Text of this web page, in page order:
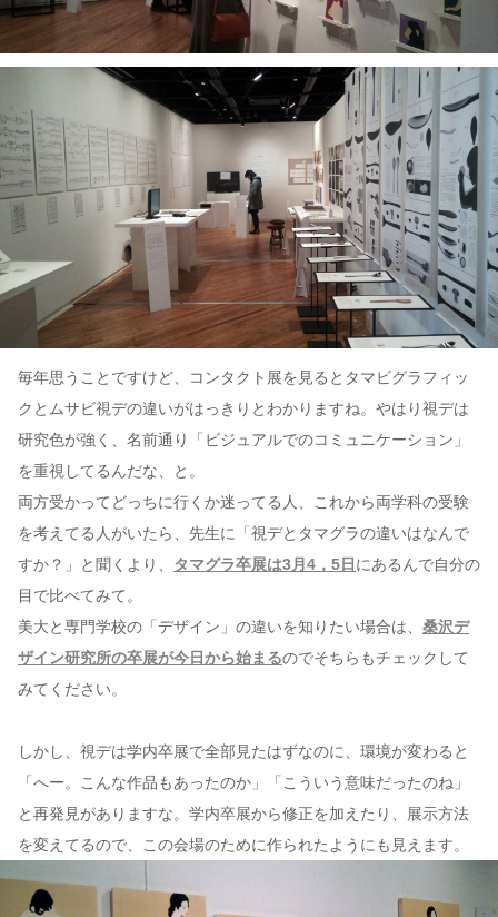
毎年思うことですけど、コンタクト展を見るとタマビグラフィッ
クとムサビ視デの違いがはっきりとわかりますね。やはり視デは
研究色が強く、名前通り「ビジュアルでのコミュニケーション」
を重視してるんだな、と。
両方受かってどっちに行くか迷ってる人、これから両学科の受験
を考えてる人がいたら、先生に「視デとタマグラの違いはなんで
すか？」と聞くより、 タマグラ卒展は3月4，5日にあるんで自分の
目で比べてみて。
美大と専門学校の「デザイン」の違いを知りたい場合は、 桑沢デ
ザイン研究所の卒展が今日から始まるのでそちらもチェックして
みてください。
しかし、視デは学内卒展で全部見たはずなのに、環境が変わると
「へー。こんな作品もあったのか」「こういう意味だったのね」
と再発見がありますな。学内卒展から修正を加えたり、展示方法
を変えてるので、この会場のために作られたようにも見えます。